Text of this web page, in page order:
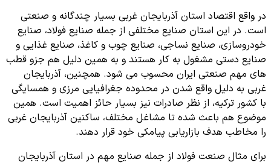
در واقع اقتصاد استان آذربایجان غربی بسیار چندگانه و صنعتی
است. در این استان صنایع مختلفی از جمله صنایع فولاد، صنایع
خودروسازی، صنایع نساجی، صنایع چوب و کاغذ، صنایع غذایی و
صنایع دستی مشغول به کار هستند و به همین دلیل هم جزو قطب
های مهم صنعتی ایران محسوب می شود. همچنین، آذربایجان
غربی به دلیل واقع شدن در محدوده جغرافیایی مرزی و همسایگی
با کشور ترکیه، از نظر صادرات نیز بسیار حائز اهمیت است. همین
موضوع هم باعث شده تا مشاغل مختلف، ساکنین آذربایجان غربی
را مخاطب هدف بازاریابی پیامکی خود قرار دهند.
برای مثال صنعت فولاد از جمله صنایع مهم در استان آذربایجان